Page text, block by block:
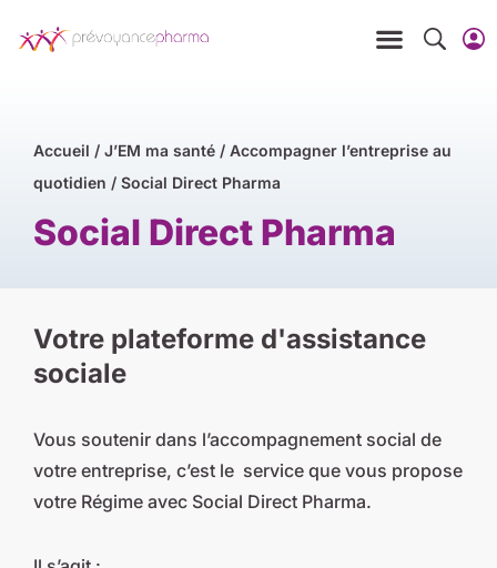
Accueil / J’EM ma santé / Accompagner l’entreprise au
quotidien / Social Direct Pharma
Social Direct Pharma
Votre plateforme d'assistance
sociale
Vous soutenir dans l’accompagnement social de
votre entreprise, c’est le service que vous propose
votre Régime avec Social Direct Pharma.